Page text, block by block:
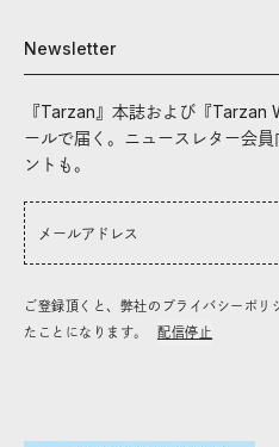
Newsletter
『Tarzan』本誌および『Tarzan
ールで届く。ニュースレター会
ントも。
ご登録頂くと、弊社のプライバシーポ
たことになります。
配信停止